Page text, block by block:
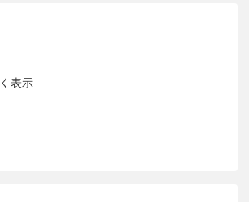
表示